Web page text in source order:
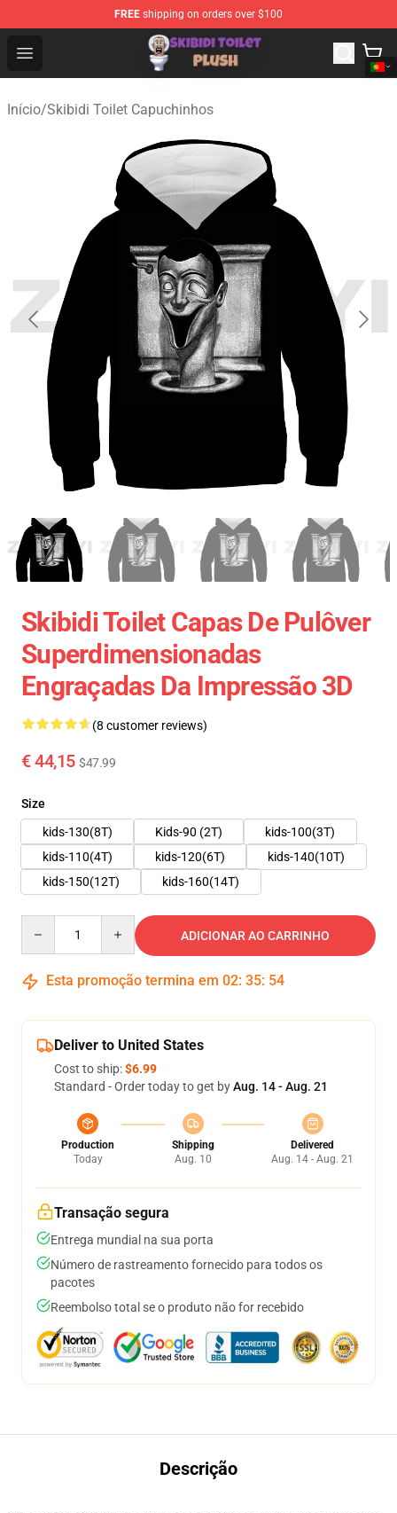
FREE shipping on orders over $100
Open menu
Skibidi Toilet Plush Shop - Official Skibidi Toilet Plush
Início/Skibidi Toilet Capuchinhos
Skibidi Toilet Capas De Pulôver
Superdimensionadas
Engraçadas Da Impressão 3D
(8 customer reviews)
€ 44,15 $47.99
Size
kids-130(8T)
Kids-90 (2T)
kids-100(3T)
kids-110(4T)
kids-120(6T)
kids-140(10T)
kids-150(12T)
kids-160(14T)
ADICIONAR AO CARRINHO
Esta promoção termina em 02: 35: 54
Deliver to United States
Cost to ship:$6.99
Standard - Order today to get byAug. 14 - Aug. 21
Production
Today
Shipping
Aug. 10
Delivered
Aug. 14 - Aug. 21
Transação segura
Entrega mundial na sua porta
Número de rastreamento fornecido para todos os
pacotes
Reembolso total se o produto não for recebido
Descrição